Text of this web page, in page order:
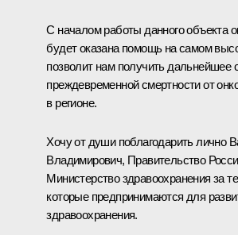
С началом работы данного объекта
будет оказана помощь на самом
позволит нам получить дальнейшее
преждевременной смертности от
в регионе.
Хочу от души поблагодарить лично
Владимирович, Правительство
Министерство здравоохранения за
которые предпринимаются для
здравоохранения.